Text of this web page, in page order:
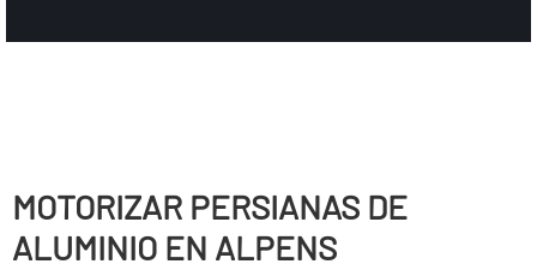
MOTORIZAR PERSIANAS DE
ALUMINIO EN ALPENS